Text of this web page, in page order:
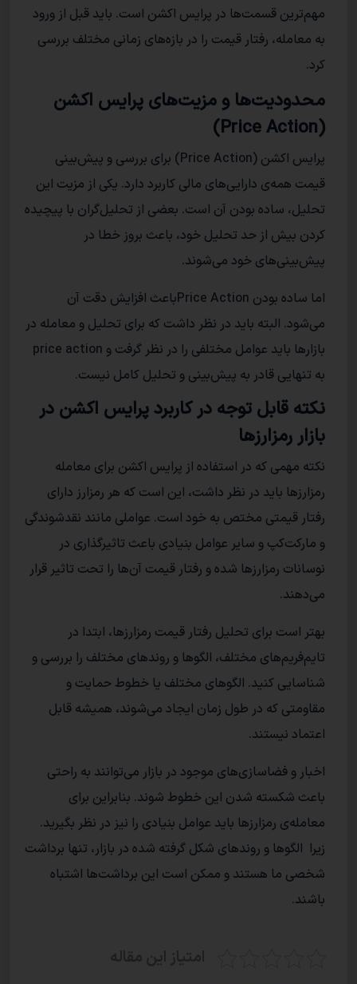
مهم‌ترین قسمت‌ها در پرایس اکشن است. باید قبل از ورود
به معامله، رفتار قیمت را در بازه‌های زمانی مختلف بررسی
کرد.
محدودیت‌ها و مزیت‌های پرایس اکشن
(Price Action)
پرایس اکشن (Price Action) برای بررسی و پیش‌بینی
قیمت‌ همه‌ی دارایی‌های مالی کاربرد دارد. یکی از مزیت این
تحلیل، ساده بودن آن است. بعضی از تحلیل‌گران با پیچیده
کردن بیش از حد تحلیل خود، باعث بروز خطا در
پیش‌بینی‌های خود می‌شوند.
اما ساده بودن Price Actionباعث افزایش دقت آن
می‌شود. البته باید در نظر داشت که برای تحلیل و معامله در
بازار‌ها باید عوامل مختلفی را در نظر گرفت و price action
به تنهایی قادر به پیش‌بینی و تحلیل کامل نیست.
نکته قابل توجه در کاربرد پرایس اکشن در
بازار رمزارزها
نکته‌ مهمی که در استفاده از پرایس اکشن برای معامله‌
رمزارز‌ها باید در نظر داشت، این است که هر رمزارز دارای
رفتار قیمتی مختص به خود است. عواملی مانند نقدشوندگی
و مارکت‌کپ و سایر عوامل بنیادی باعث تاثیر‌گذاری در
نوسانات رمز‌ارز‌ها شده و رفتار قیمت آن‌ها را تحت تاثیر قرار
می‌دهند.
بهتر است برای تحلیل رفتار قیمت رمزارز‌ها، ابتدا در
تایم‌فریم‌های مختلف، الگو‌ها و روند‌های مختلف را بررسی و
شناسایی کنید. الگو‌های مختلف یا خطوط حمایت و
مقاومتی که در طول زمان ایجاد می‌شوند، همیشه قابل
اعتماد نیستند.
اخبار و فضاسازی‌های موجود در بازار می‌توانند به راحتی
باعث شکسته شدن این خطوط شوند. بنابراین برای
معامله‌ی رمزارز‌ها باید عوامل بنیادی را نیز در نظر بگیرید.
زیرا الگو‌ها و روند‌های شکل گرفته شده در بازار، تنها برداشت
شخصی ما هستند و ممکن است این برداشت‌ها اشتباه
باشند.